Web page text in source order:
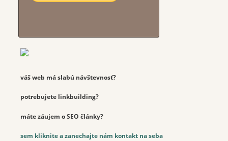
váš web má slabú návštevnosť?
potrebujete linkbuilding?
máte záujem o SEO články?
sem kliknite a zanechajte nám kontakt na seba